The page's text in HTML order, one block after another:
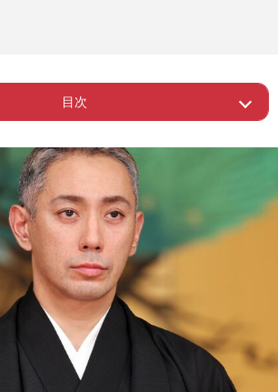
目次
ー お姉ちゃんの肌着、着ちゃってるよ
ね？
ー 子どもネタに苦言の声